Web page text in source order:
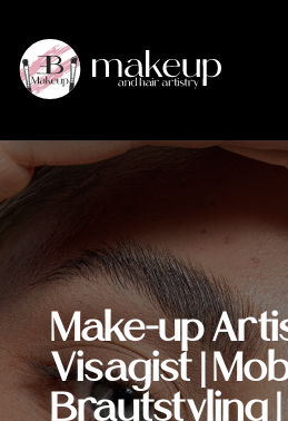
Make-up
Visagist |
Brautstyling